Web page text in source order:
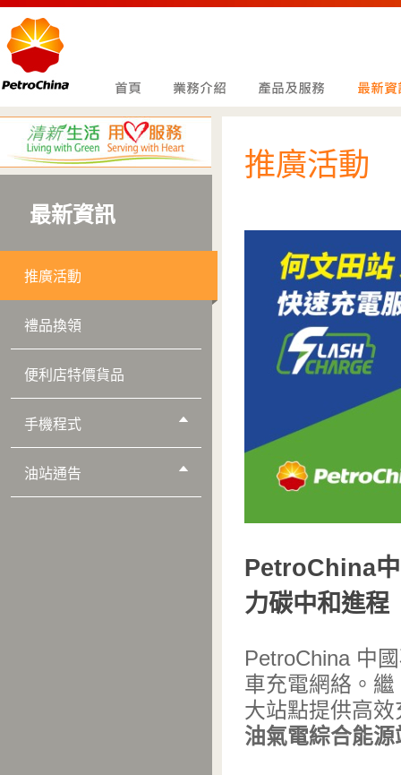
最新資訊
推廣活動
禮品換領
便利店特價貨品
手機程式
油站通告
推廣活動
PetroChina
力碳中和進程
PetroChina 中
車充電網絡。
大站點提供高
油氣電綜合能